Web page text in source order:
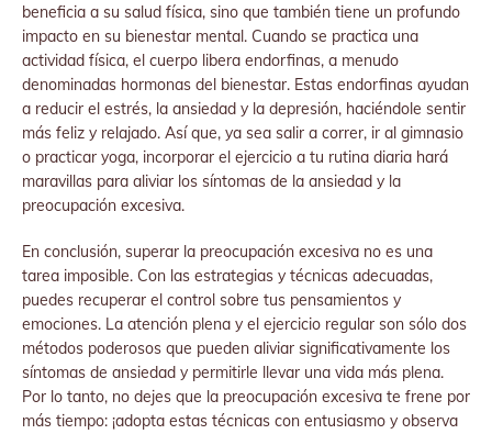
beneficia a su salud física, sino que también tiene un profundo
impacto en su bienestar mental. Cuando se practica una
actividad física, el cuerpo libera endorfinas, a menudo
denominadas hormonas del bienestar. Estas endorfinas ayudan
a reducir el estrés, la ansiedad y la depresión, haciéndole sentir
más feliz y relajado. Así que, ya sea salir a correr, ir al gimnasio
o practicar yoga, incorporar el ejercicio a tu rutina diaria hará
maravillas para aliviar los síntomas de la ansiedad y la
preocupación excesiva.
En conclusión, superar la preocupación excesiva no es una
tarea imposible. Con las estrategias y técnicas adecuadas,
puedes recuperar el control sobre tus pensamientos y
emociones. La atención plena y el ejercicio regular son sólo dos
métodos poderosos que pueden aliviar significativamente los
síntomas de ansiedad y permitirle llevar una vida más plena.
Por lo tanto, no dejes que la preocupación excesiva te frene por
más tiempo: ¡adopta estas técnicas con entusiasmo y observa